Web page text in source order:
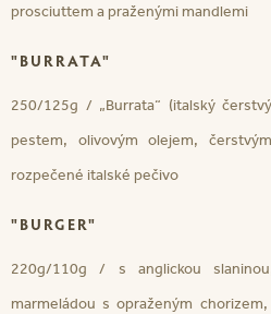
prosciuttem a praženými mandlemi
"BURRATA"
250/125g / „Burrata“ (italský
pestem, olivovým olejem,
rozpečené italské pečivo
"BURGER"
220g/110g / s anglickou
marmeládou s opraženým